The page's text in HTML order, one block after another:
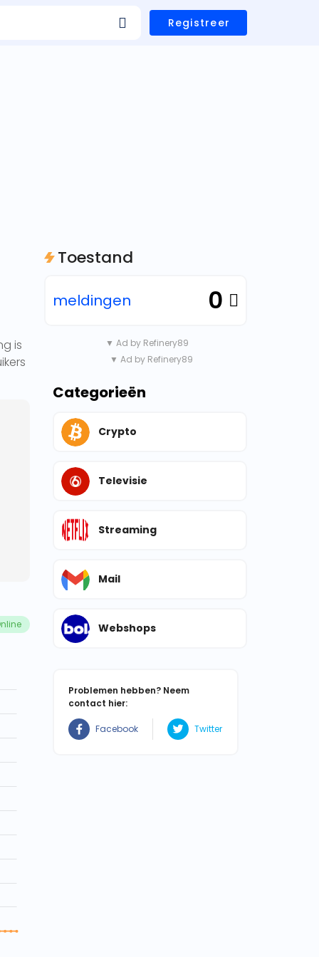
Registreer
is
Toestand
meldingen 0
▼ Ad by Refinery89
▼ Ad by Refinery89
Categorieën
Crypto
Televisie
Streaming
Mail
Webshops
Problemen hebben? Neem
contact hier:
Facebook Twitter